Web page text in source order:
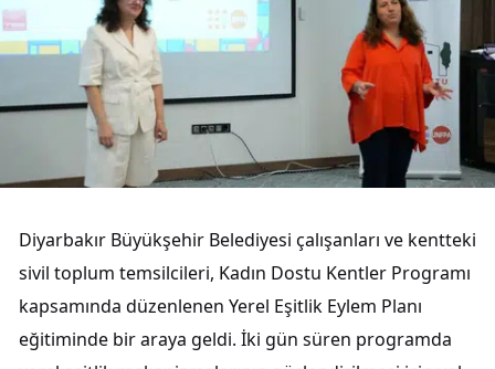
Diyarbakır Büyükşehir Belediyesi çalışanları ve kentteki
sivil toplum temsilcileri, Kadın Dostu Kentler Programı
kapsamında düzenlenen Yerel Eşitlik Eylem Planı
eğitiminde bir araya geldi. İki gün süren programda